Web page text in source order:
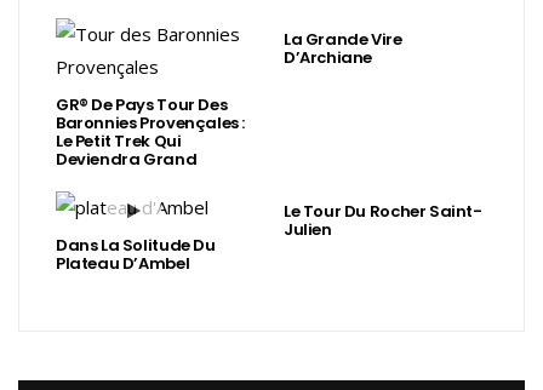
GR® De Pays Tour Des
Baronnies Provençales :
Le Petit Trek Qui
Deviendra Grand
La Grande Vire
D’Archiane
Dans La Solitude Du
Plateau D’Ambel
Le Tour Du Rocher Saint-
Julien